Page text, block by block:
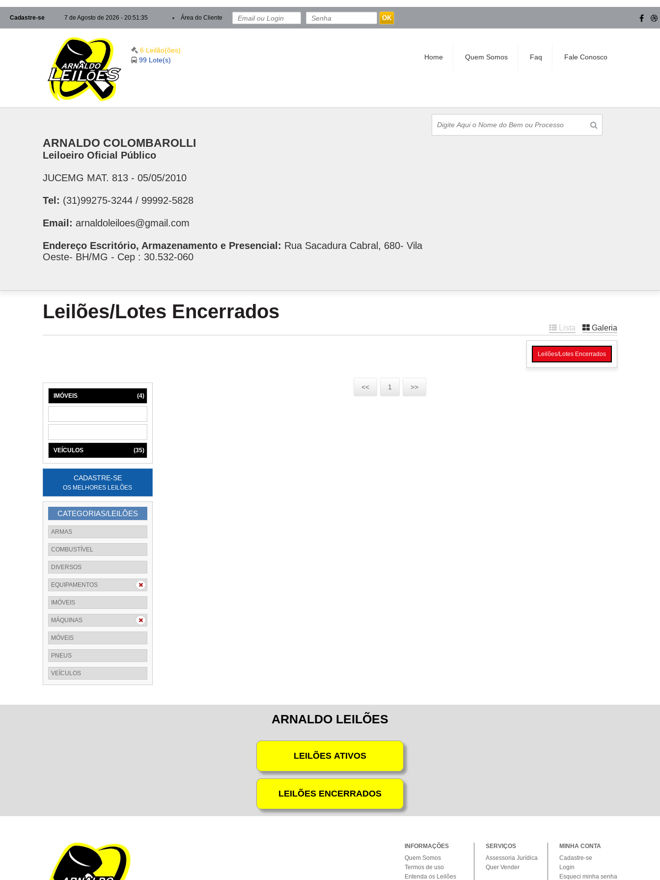
Cadastre-se 7 de Agosto de 2026 - 20:51:35 Área do Cliente OK
6 Leilão(ões)
99 Lote(s)
Home Quem Somos Faq Fale Conosco
ARNALDO COLOMBAROLLI
Leiloeiro Oficial Público
JUCEMG MAT. 813 - 05/05/2010
Tel: (31)99275-3244 / 99992-5828
Email: arnaldoleiloes@gmail.com
Endereço Escritório, Armazenamento e Presencial: Rua Sacadura Cabral, 680- Vila
Oeste- BH/MG - Cep : 30.532-060
Leilões/Lotes Encerrados
Lista Galeria
Leilões/Lotes Encerrados
IMÓVEIS (4)
VEÍCULOS (35)
CADASTRE-SE
OS MELHORES LEILÕES
CATEGORIAS/LEILÕES
ARMAS
COMBUSTÍVEL
DIVERSOS
EQUIPAMENTOS
IMÓVEIS
MÁQUINAS
MÓVEIS
PNEUS
VEÍCULOS
<< 1 >>
ARNALDO LEILÕES
INFORMAÇÕES
Quem Somos
Termos de uso
Entenda os Leilões
SERVIÇOS
Assessoria Jurídica
Quer Vender
MINHA CONTA
Cadastre-se
Login
Esqueci minha senha